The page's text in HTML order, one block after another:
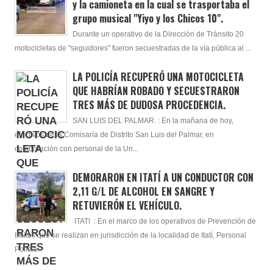
y la camioneta en la cual se trasportaba el
grupo musical "Yiyo y los Chicos 10".
Durante un operativo de la Dirección de Tránsito 20
motocicletas de "seguidores" fueron secuestradas de la vía pública al ...
LA POLICÍA RECUPERÓ UNA MOTOCICLETA
QUE HABRÍAN ROBADO Y SECUESTRARON
TRES MÁS DE DUDOSA PROCEDENCIA.
SAN LUIS DEL PALMAR. : En la mañana de hoy,
efectivos de la Comisaría de Distrito San Luis del Palmar, en
colaboración con personal de la Un...
DEMORARON EN ITATÍ A UN CONDUCTOR CON
2,11 G/L DE ALCOHOL EN SANGRE Y
RETUVIERÓN EL VEHÍCULO.
ITATI : En el marco de los operativos de Prevención de
Ilícitos que se realizan en jurisdicción de la localidad de Itatí, Personal
Policia...